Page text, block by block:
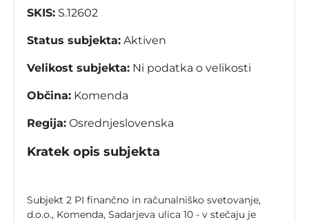
SKIS: S.12602
Status subjekta: Aktiven
Velikost subjekta: Ni podatka o velikosti
Občina: Komenda
Regija: Osrednjeslovenska
Kratek opis subjekta
Subjekt 2 PI finančno in računalniško svetovanje,
d.o.o., Komenda, Sadarjeva ulica 10 - v stečaju je